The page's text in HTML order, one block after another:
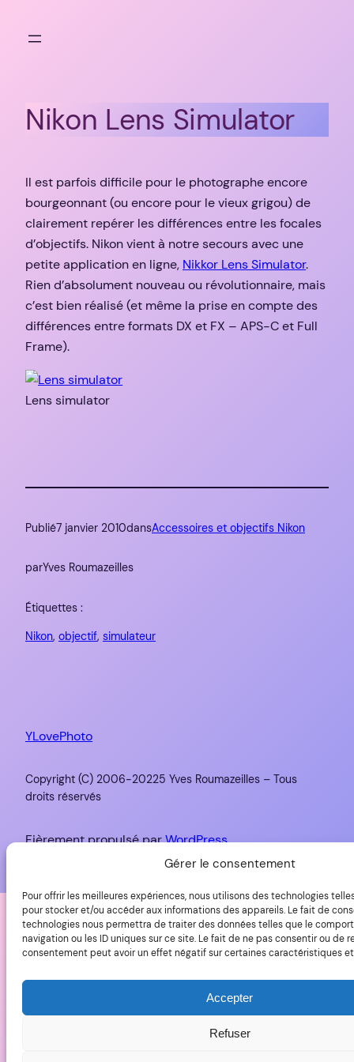
Gérer le consentement
Pour offrir les meilleures expériences, nous utilisons des technologies
pour stocker et/ou accéder aux informations des appareils. Le fait de
technologies nous permettra de traiter des données telles que le
navigation ou les ID uniques sur ce site. Le fait de ne pas consentir ou de
consentement peut avoir un effet négatif sur certaines caractéristiques
Accepter
Refuser
Nikon Lens Simulator
Il est parfois difficile pour le photographe encore
bourgeonnant (ou encore pour le vieux grigou) de
clairement repérer les différences entre les focales
d’objectifs. Nikon vient à notre secours avec une
petite application en ligne, Nikkor Lens Simulator.
Rien d’absolument nouveau ou révolutionnaire, mais
c’est bien réalisé (et même la prise en compte des
différences entre formats DX et FX – APS-C et Full
Frame).
Lens simulator
Publié7 janvier 2010dansAccessoires et objectifs Nikon
parYves Roumazeilles
Étiquettes :
Nikon, objectif, simulateur
YLovePhoto
Copyright (C) 2006-20225 Yves Roumazeilles – Tous
droits réservés
Fièrement propulsé parWordPress